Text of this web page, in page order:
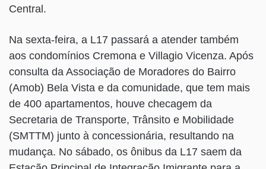
Central.
Na sexta-feira, a L17 passará a atender também
aos condomínios Cremona e Villagio Vicenza. Após
consulta da Associação de Moradores do Bairro
(Amob) Bela Vista e da comunidade, que tem mais
de 400 apartamentos, houve checagem da
Secretaria de Transporte, Trânsito e Mobilidade
(SMTTM) junto à concessionária, resultando na
mudança. No sábado, os ônibus da L17 saem da